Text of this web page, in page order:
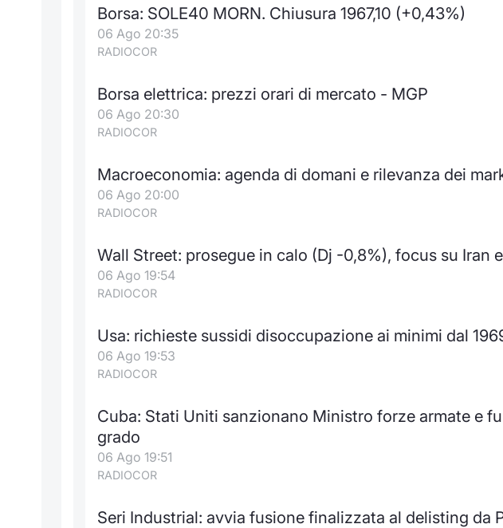
Borsa: SOLE40 MORN. Chiusura 1967,10 (+0,43%)
06 Ago 20:35
RADIOCOR
Borsa elettrica: prezzi orari di mercato - MGP
06 Ago 20:30
RADIOCOR
Macroeconomia: agenda di domani e rilevanza dei
06 Ago 20:00
RADIOCOR
Wall Street: prosegue in calo (Dj -0,8%), focus su Iran
06 Ago 19:54
RADIOCOR
Usa: richieste sussidi disoccupazione ai minimi dal
06 Ago 19:53
RADIOCOR
Cuba: Stati Uniti sanzionano Ministro forze armate e
grado
06 Ago 19:51
RADIOCOR
Seri Industrial: avvia fusione finalizzata al delisting da